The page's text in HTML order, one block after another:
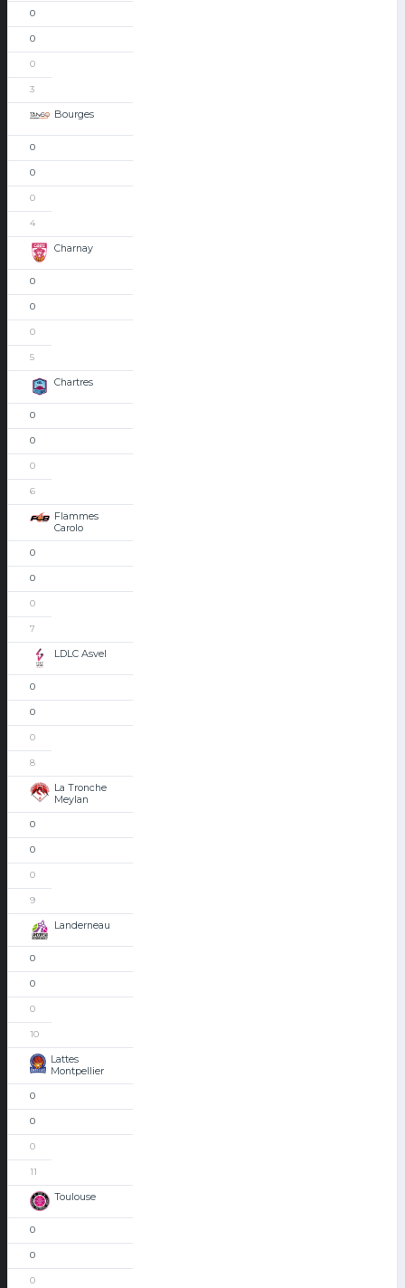
0
0
0
3
Bourges
0
0
0
4
Charnay
0
0
0
5
Chartres
0
0
0
6
Flammes
Carolo
0
0
0
7
LDLC Asvel
0
0
0
8
La Tronche
Meylan
0
0
0
9
Landerneau
0
0
0
10
Lattes
Montpellier
0
0
0
11
Toulouse
0
0
0